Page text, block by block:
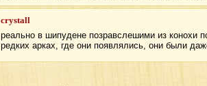
crystall
реально в шипудене позравслешими из конохи
редких арках, где они появлялись, они были